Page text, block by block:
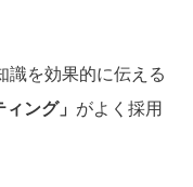
識を効果的に伝える
ング」 がよく採用